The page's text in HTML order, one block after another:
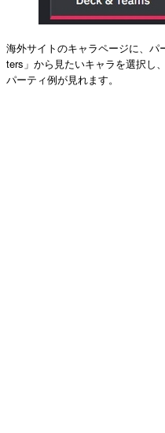
海外サイトのキャラページに、パ
ters」から見たいキャラを選択し
パーティ例が見れます。